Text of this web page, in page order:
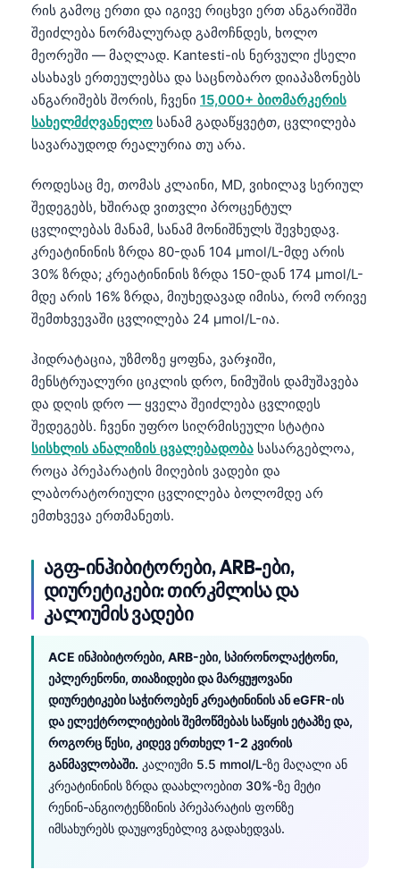
რის გამოც ერთი და იგივე რიცხვი ერთ ანგარიშში
შეიძლება ნორმალურად გამოჩნდეს, ხოლო
მეორეში — მაღლად. Kantesti-ის ნერვული ქსელი
ასახავს ერთეულებსა და საცნობარო დიაპაზონებს
ანგარიშებს შორის, ჩვენი 15,000+ ბიომარკერის
სახელმძღვანელო სანამ გადაწყვეტთ, ცვლილება
სავარაუდოდ რეალურია თუ არა.
როდესაც მე, თომას კლაინი, MD, ვიხილავ სერიულ
შედეგებს, ხშირად ვითვლი პროცენტულ
ცვლილებას მანამ, სანამ მონიშნულს შევხედავ.
კრეატინინის ზრდა 80-დან 104 µmol/L-მდე არის
30% ზრდა; კრეატინინის ზრდა 150-დან 174 µmol/L-
მდე არის 16% ზრდა, მიუხედავად იმისა, რომ ორივე
შემთხვევაში ცვლილება 24 µmol/L-ია.
ჰიდრატაცია, უზმოზე ყოფნა, ვარჯიში,
მენსტრუალური ციკლის დრო, ნიმუშის დამუშავება
და დღის დრო — ყველა შეიძლება ცვლიდეს
შედეგებს. ჩვენი უფრო სიღრმისეული სტატია
სისხლის ანალიზის ცვალებადობა სასარგებლოა,
როცა პრეპარატის მიღების ვადები და
ლაბორატორიული ცვლილება ბოლომდე არ
ემთხვევა ერთმანეთს.
აგფ-ინჰიბიტორები, ARB-ები,
დიურეტიკები: თირკმლისა და
კალიუმის ვადები
ACE ინჰიბიტორები, ARB-ები, სპირონოლაქტონი,
ეპლერენონი, თიაზიდები და მარყუჟოვანი
დიურეტიკები საჭიროებენ კრეატინინის ან eGFR-ის
და ელექტროლიტების შემოწმებას საწყის ეტაპზე და,
როგორც წესი, კიდევ ერთხელ 1-2 კვირის
განმავლობაში. კალიუმი 5.5 mmol/L-ზე მაღალი ან
კრეატინინის ზრდა დაახლოებით 30%-ზე მეტი
რენინ-ანგიოტენზინის პრეპარატის ფონზე
იმსახურებს დაუყოვნებლივ გადახედვას.